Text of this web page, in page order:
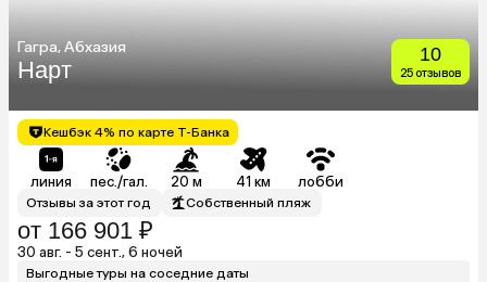
Гагра, Абхазия
Нарт
10
25 отзывов
Кешбэк 4% по карте Т-Банка
линия пес./гал. 20 м 41 км лобби
Отзывы за этот год Собственный пляж
от 166 901 ₽
30 авг. - 5 сент., 6 ночей
Выгодные туры на соседние даты